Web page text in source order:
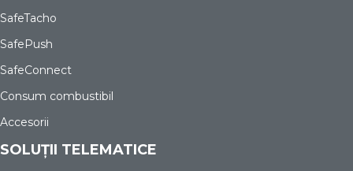
SafeTacho
SafePush
SafeConnect
Consum combustibil
Accesorii
SOLUȚII TELEMATICE